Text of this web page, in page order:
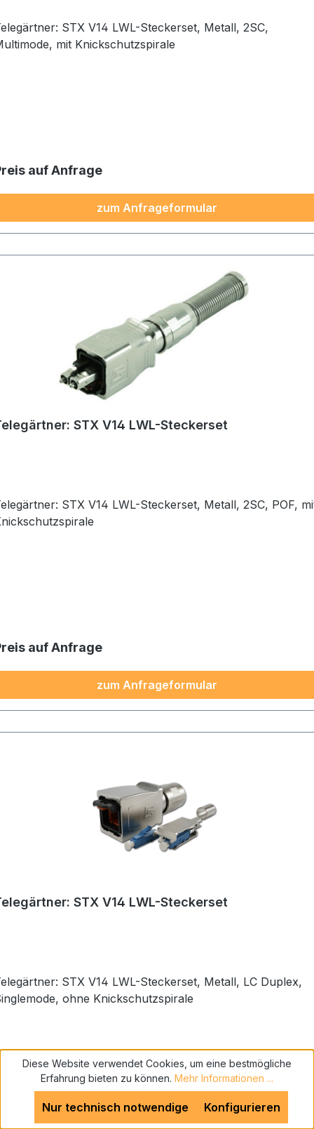
STX V14 LWL-Steckerset, Metall, 2SC,
mit Knickschutzspirale
auf Anfrage
zum Anfrageformular
STX V14 LWL-Steckerset
STX V14 LWL-Steckerset, Metall, 2SC, POF, mit
auf Anfrage
zum Anfrageformular
STX V14 LWL-Steckerset
STX V14 LWL-Steckerset, Metall, LC Duplex,
ohne Knickschutzspirale
auf Anfrage
Diese Website verwendet Cookies, um eine bestmögliche
Erfahrung bieten zu können. Mehr Informationen ...
Nur technisch notwendige Konfigurieren